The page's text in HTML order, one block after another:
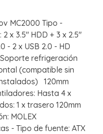
MC2000 Tipo -
x 3.5" HDD + 3 x 2.5"
- 2 x USB 2.0 - HD
refrigeración
(compatible sin
120mm
Hasta 4 x
1 x trasero 120mm
MOLEX
- Tipo de fuente: ATX